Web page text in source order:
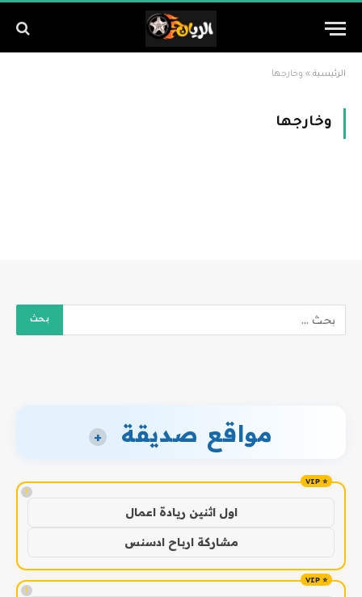
الرئيسية » وخارجها
وخارجها
مواقع صديقة +
!
اول اثنين ريادة اعمال
مشاركة ارباح ادسنس
!